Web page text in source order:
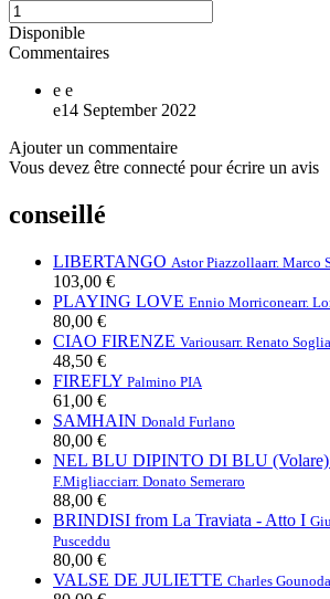
Disponible
Commentaires
e e
e14 September 2022
Ajouter un commentaire
Vous devez être connecté pour écrire un avis
conseillé
LIBERTANGO Astor Piazzollaarr. Marco
103,00 €
PLAYING LOVE Ennio Morriconearr.
80,00 €
CIAO FIRENZE Variousarr. Renato Soglia
48,50 €
FIREFLY Palmino PIA
61,00 €
SAMHAIN Donald Furlano
80,00 €
NEL BLU DIPINTO DI BLU (Volare)
F.Migliacciarr. Donato Semeraro
88,00 €
BRINDISI from La Traviata - Atto I
Pusceddu
80,00 €
VALSE DE JULIETTE Charles Gounod